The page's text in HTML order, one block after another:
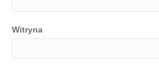
Witryna